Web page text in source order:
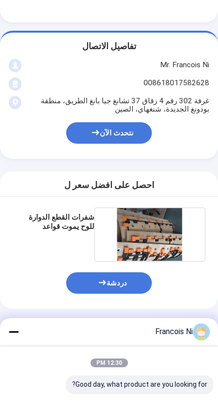
مراقبة الجودة
آلة قطع الليزر
يموت قطع المواد الاستهلاكية
آلة السيارات بندر
صناعيّ يرقّق آلة
وظيفة الصحافة المعدات
تفاصيل الاتصال
Mr. Francois Ni
008618017582628
غرفة 302 رقم 4 زقاق 37 تشانغ جيا بانغ الطريق، منطقة
بودونغ الجديدة، شنغهاي، الصين
نتحدث الآن
احصل على افضل سعر ل
شفرات القطع الدوارة
للوح يموت قواعد
دردشة
المنتجات الموصى بها
Francois Ni
12:30 PM
Good day, what product are you looking for?